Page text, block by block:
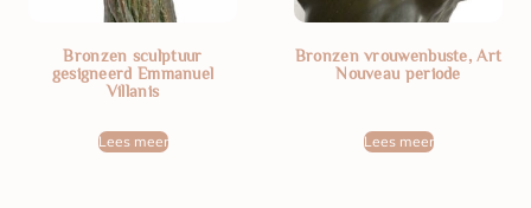
Bronzen sculptuur
gesigneerd Emmanuel
Villanis
Lees meer
Bronzen vrouwenbuste, Art
Nouveau periode
Lees meer